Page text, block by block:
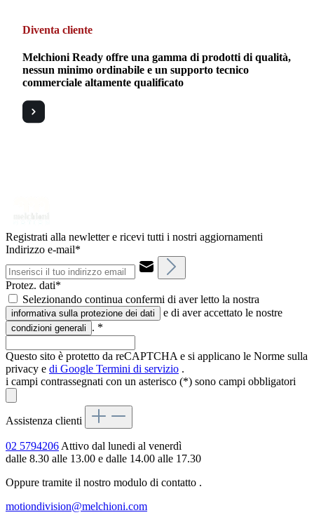
Diventa cliente
Melchioni Ready offre una gamma di prodotti di qualità,
nessun minimo ordinabile e un supporto tecnico
commerciale altamente qualificato
Registrati alla newletter e ricevi tutti i nostri aggiornamenti
Indirizzo e-mail*
Protez. dati*
Selezionando continua confermi di aver letto la nostra
informativa sulla protezione dei dati e di aver accettato le nostre
condizioni generali . *
Questo sito è protetto da reCAPTCHA e si applicano le Norme sulla
privacy e di Google Termini di servizio .
i campi contrassegnati con un asterisco (*) sono campi obbligatori
Assistenza clienti
02 5794206Attivo dal lunedi al venerdì
dalle 8.30 alle 13.00 e dalle 14.00 alle 17.30
Oppure tramite il nostro modulo di contatto .
motiondivision@melchioni.com